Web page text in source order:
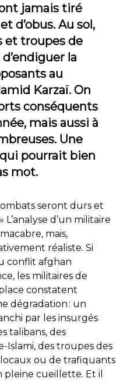
jamais tiré
d’obus. Au sol,
et troupes de
la
au
Karzaï. On
conséquents
mais aussi à
Une
pourrait bien
mot.
seront durs et
L’analyse d’un militaire
mais,
réaliste. Si
conflit afghan
les militaires de
constatent
dégradation : un
par les insurgés
talibans, des
Islami, des troupes des
ou de trafiquants
cueillette. Et il